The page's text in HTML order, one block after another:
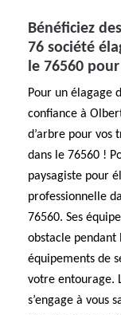
Bénéficiez
76 société
le 76560
Pour un élagage
confiance à
d’arbre pour vos
dans le 76560 !
paysagiste pour
professionnelle
76560. Ses
obstacle pendant
équipements de
votre entourage.
s’engage à vous